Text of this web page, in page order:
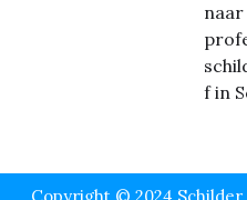
naar
f in